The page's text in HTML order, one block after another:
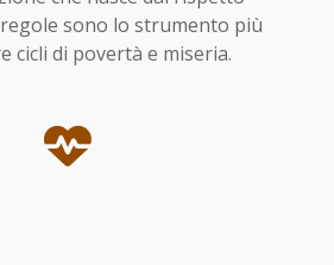
sono lo strumento più
cicli di povertà e miseria.